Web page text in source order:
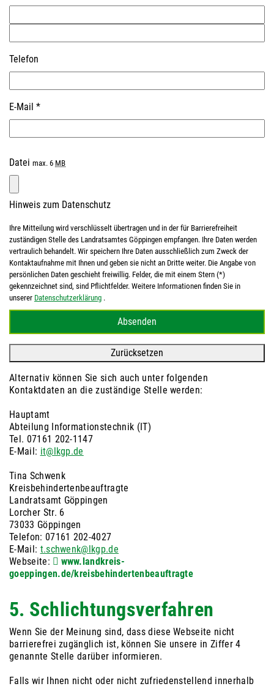
Telefon
E-Mail *
Datei max. 6 MB
Hinweis zum Datenschutz
Ihre Mitteilung wird verschlüsselt übertragen und in der für Barrierefreiheit
zuständigen Stelle des Landratsamtes Göppingen empfangen. Ihre Daten werden
vertraulich behandelt. Wir speichern Ihre Daten ausschließlich zum Zweck der
Kontaktaufnahme mit Ihnen und geben sie nicht an Dritte weiter. Die Angabe von
persönlichen Daten geschieht freiwillig. Felder, die mit einem Stern (*)
gekennzeichnet sind, sind Pflichtfelder. Weitere Informationen finden Sie in
unserer Datenschutzerklärung .
Alternativ können Sie sich auch unter folgenden
Kontaktdaten an die zuständige Stelle werden:
Hauptamt
Abteilung Informationstechnik (IT)
Tel. 07161 202-1147
E-Mail: it@lkgp.de
Tina Schwenk
Kreisbehindertenbeauftragte
Landratsamt Göppingen
Lorcher Str. 6
73033 Göppingen
Telefon: 07161 202-4027
E-Mail: t.schwenk@lkgp.de
Webseite:
www.landkreis-
goeppingen.de/kreisbehindertenbeauftragte
5. Schlichtungsverfahren
Wenn Sie der Meinung sind, dass diese Webseite nicht
barrierefrei zugänglich ist, können Sie unsere in Ziffer 4
genannte Stelle darüber informieren.
Falls wir Ihnen nicht oder nicht zufriedenstellend innerhalb